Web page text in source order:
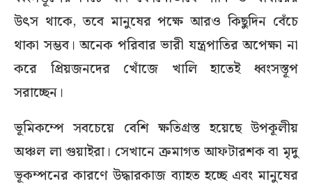
উৎস থাকে, তবে মানুষের পক্ষে আরও কিছুদিন বেঁচে
থাকা সম্ভব। অনেক পরিবার ভারী যন্ত্রপাতির অপেক্ষা না
করে প্রিয়জনদের খোঁজে খালি হাতেই ধ্বংসস্তূপ
সরাচ্ছেন।
ভূমিকম্পে সবচেয়ে বেশি ক্ষতিগ্রস্ত হয়েছে উপকূলীয়
অঞ্চল লা গুয়াইরা। সেখানে ক্রমাগত আফটারশক বা মৃদু
ভূকম্পনের কারণে উদ্ধারকাজ ব্যাহত হচ্ছে এবং মানুষের